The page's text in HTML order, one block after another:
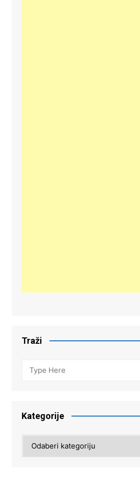
Traži
Kategorije